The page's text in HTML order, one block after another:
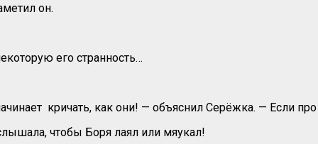
он.
его странность…
кричать, как они! — объяснил Серёжка. — Если
чтобы Боря лаял или мяукал!